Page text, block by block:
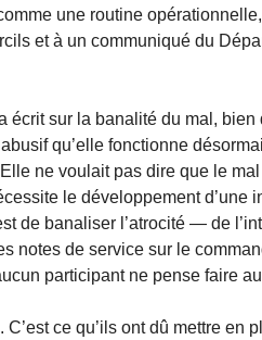
une routine
et à un communiqué du
écrit sur la banalité du mal, bien
qu’elle fonctionne
ne voulait pas dire que le
le développement d’une
de banaliser l’atrocité — de
notes de service sur le
participant ne pense faire
ce qu’ils ont dû mettre en